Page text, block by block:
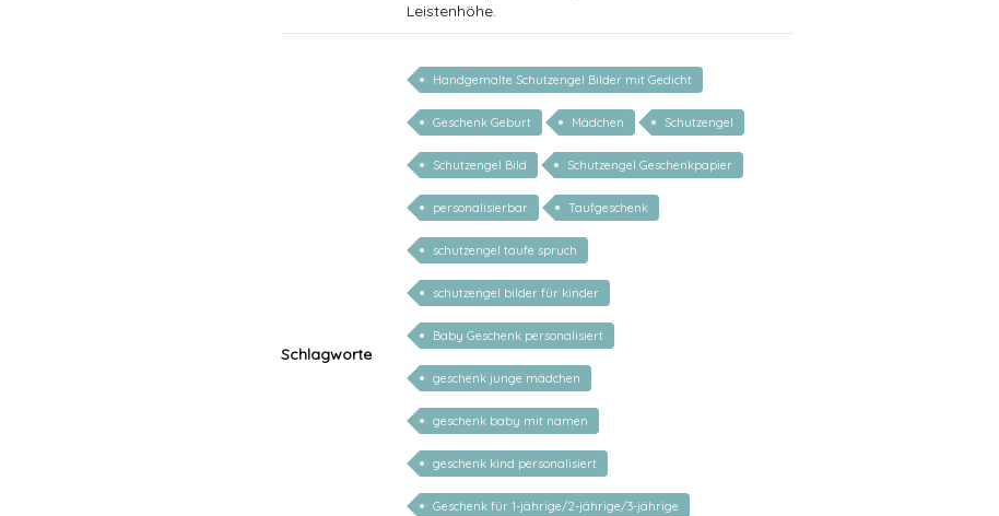
Leistenhöhe.
Schlagworte
Handgemalte Schutzengel Bilder mit Gedicht
Geschenk Geburt Mädchen Schutzengel
Schutzengel Bild Schutzengel Geschenkpapier
personalisierbar Taufgeschenk
schutzengel taufe spruch
schutzengel bilder für kinder
Baby Geschenk personalisiert
geschenk junge mädchen
geschenk baby mit namen
geschenk kind personalisiert
Geschenk für 1-jährige/2-jährige/3-jährige